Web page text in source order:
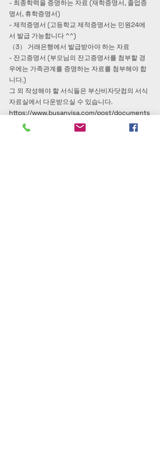
- 최종학력을 증명하는 자료 (재학증명서, 졸업증
명서, 휴학증명서)
- 제적증명서 (고등학교 제적증명서는 민원24에
서 발급 가능합니다 ^^)
（3） 거래은행에서 발급받아야 하는 자료
- 잔고증명서 (부모님의 잔고증명서를 첨부할 경
우에는 가족관계를 증명하는 자료를 첨부해야 합
니다.)
그 외 작성해야 할 서식들은 부산비자닷컴의 서식
자료실에서 다운받으실 수 있습니다.
https://www.busanvisa.com/post/documents
-for-working-holiday
꼼꼼하게 챙겨보아요~!!